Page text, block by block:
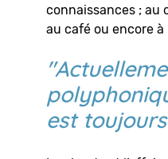
connaissances ; au
au café ou encore à
est